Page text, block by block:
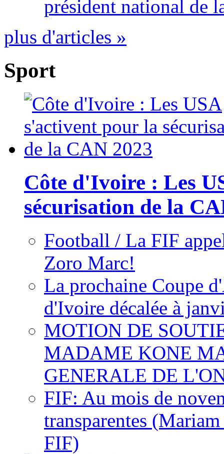
président national de
plus d'articles »
Sport
Côte d'Ivoire : Les
sécurisation de la
Football / La FIF
Zoro Marc!
La prochaine Coupe
d'Ivoire décalée à
MOTION DE
MADAME KONE
GENERALE DE
FIF: Au mois de
transparentes
FIF)